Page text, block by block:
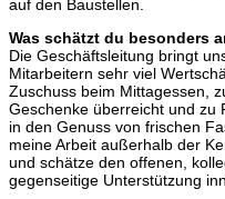
auf den Baustellen.
Was schätzt du besonders
Die Geschäftsleitung bringt
Mitarbeitern sehr viel
Zuschuss beim Mittagessen,
Geschenke überreicht und zu
in den Genuss von frischen
meine Arbeit außerhalb der
und schätze den offenen,
gegenseitige Unterstützung